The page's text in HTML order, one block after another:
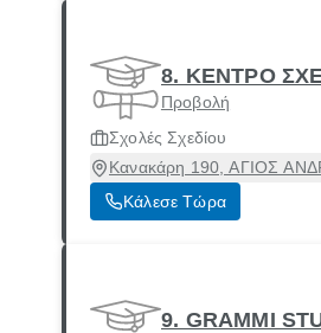
8. ΚΕΝΤΡΟ
Προβολή
Σχολές Σχεδίου
Κανακάρη 190, ΑΓΙΟΣ
Κάλεσε Τώρα
9. GRAMMI